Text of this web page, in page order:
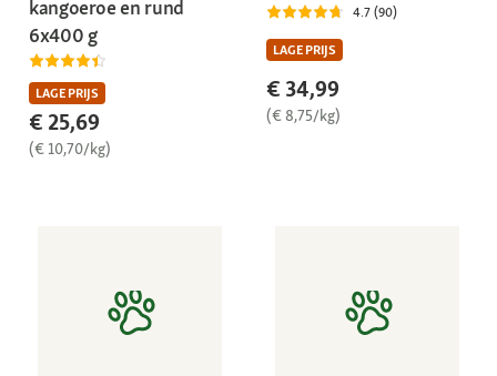
kangoeroe en rund
6x400 g
LAGE PRIJS
€ 25,69
(€ 10,70/kg)
4.7 (90)
LAGE PRIJS
€ 34,99
(€ 8,75/kg)